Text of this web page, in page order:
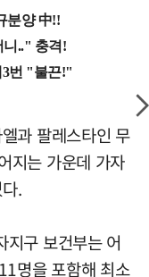
과 팔레스타인 무
지는 가운데 가자
.
지구 보건부는 어
명을 포함해 최소